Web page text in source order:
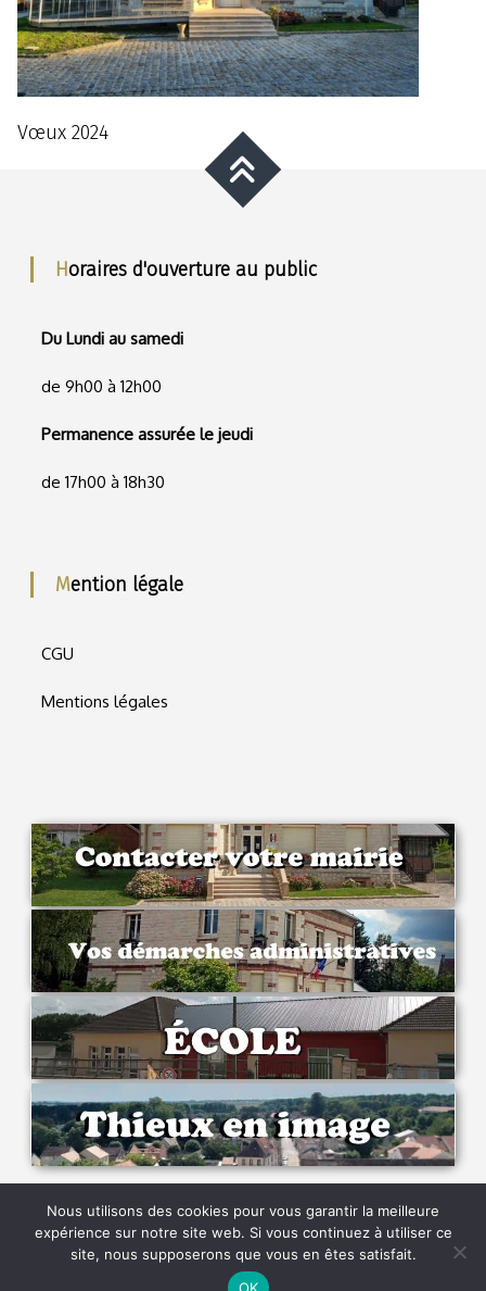
Vœux 2024
Horaires d'ouverture au public
Du Lundi au samedi
de 9h00 à 12h00
Permanence assurée le jeudi
de 17h00 à 18h30
Mention légale
CGU
Mentions légales
Copyright © 2026Responsehive
Nous utilisons des cookies pour vous garantir la meilleure
expérience sur notre site web. Si vous continuez à utiliser ce
site, nous supposerons que vous en êtes satisfait.
OK